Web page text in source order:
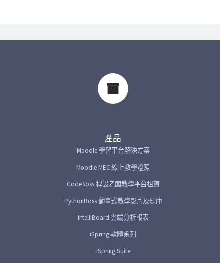
產品
Moodle 學習平台解決方案
Moodle MEC 線上教學證照
CodeBoss 程設老闆教學平台租賃
PythonBoss 動畫式教學影片及題庫
IntelliBoard 雲端分析報表
iSpring 軟體系列
iSpring Suite